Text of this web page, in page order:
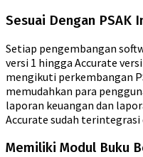
Sesuai Dengan PSAK
Setiap pengembangan
versi 1 hingga Accurate
mengikuti perkembangan
memudahkan para
laporan keuangan dan
Accurate sudah terintegrasi
Memiliki Modul Buku